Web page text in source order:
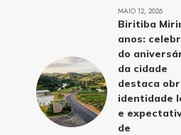
MAIO 12, 2026
Biritiba
anos:
do
da cidade
destaca
identidade
e
de